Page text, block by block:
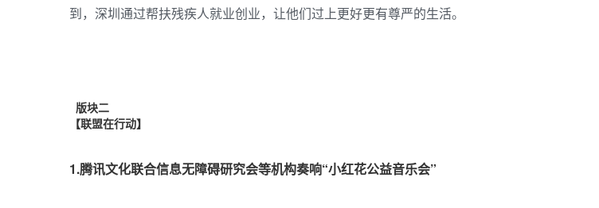
到，深圳通过帮扶残疾人就业创业，让他们过上更好更有尊严的生活。
版块二
【联盟在行动】
1.腾讯文化联合信息无障碍研究会等机构奏响“小红花公益音乐会”